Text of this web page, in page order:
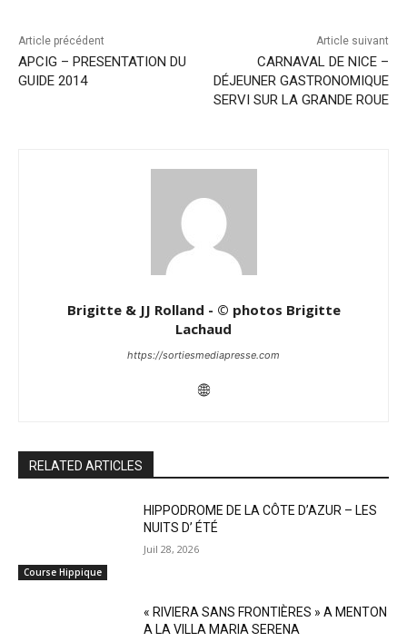
Article précédent
APCIG – PRESENTATION DU
GUIDE 2014
Article suivant
CARNAVAL DE NICE –
DÉJEUNER GASTRONOMIQUE
SERVI SUR LA GRANDE ROUE
Brigitte & JJ Rolland - © photos Brigitte
Lachaud
https://sortiesmediapresse.com
RELATED ARTICLES
Course Hippique
HIPPODROME DE LA CÔTE D’AZUR – LES
NUITS D’ ÉTÉ
Juil 28, 2026
« RIVIERA SANS FRONTIÈRES » A MENTON
A LA VILLA MARIA SERENA